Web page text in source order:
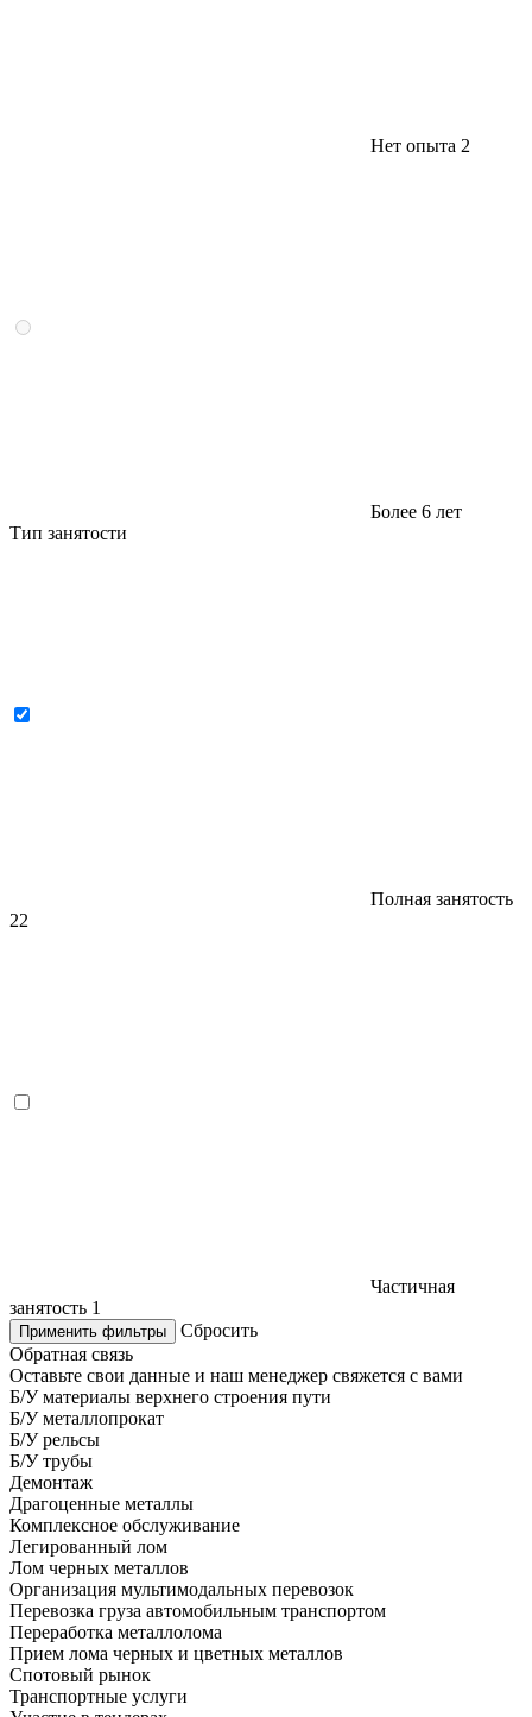
Нет опыта 2
Более 6 лет
Тип занятости
Полная занятость
22
Частичная
занятость 1
Применить фильтры
Сбросить
Обратная связь
Оставьте свои данные и наш менеджер свяжется с вами
Б/У материалы верхнего строения пути
Б/У металлопрокат
Б/У рельсы
Б/У трубы
Демонтаж
Драгоценные металлы
Комплексное обслуживание
Легированный лом
Лом черных металлов
Организация мультимодальных перевозок
Перевозка груза автомобильным транспортом
Переработка металлолома
Прием лома черных и цветных металлов
Спотовый рынок
Транспортные услуги